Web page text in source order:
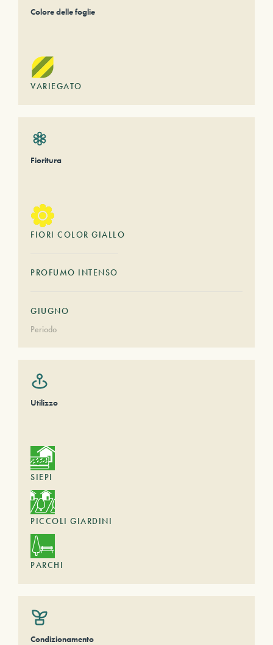
Colore delle foglie
VARIEGATO
Fioritura
FIORI COLOR GIALLO
PROFUMO INTENSO
GIUGNO
Periodo
Utilizzo
SIEPI
PICCOLI GIARDINI
PARCHI
Condizionamento